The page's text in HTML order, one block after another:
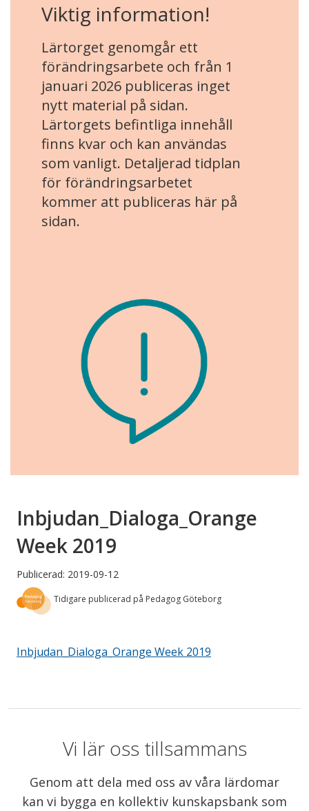
Viktig information!
Lärtorget genomgår ett
förändringsarbete och från 1
januari 2026 publiceras inget
nytt material på sidan.
Lärtorgets befintliga innehåll
finns kvar och kan användas
som vanligt. Detaljerad tidplan
för förändringsarbetet
kommer att publiceras här på
sidan.
Inbjudan_Dialoga_Orange
Week 2019
Publicerad: 2019-09-12
Tidigare publicerad på Pedagog Göteborg
Inbjudan_Dialoga_Orange Week 2019
Vi lär oss tillsammans
Genom att dela med oss av våra lärdomar
kan vi bygga en kollektiv kunskapsbank som